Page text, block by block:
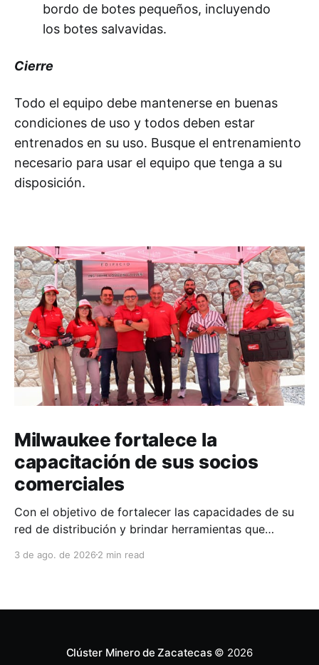
bordo de botes pequeños, incluyendo
los botes salvavidas.
Cierre
Todo el equipo debe mantenerse en buenas
condiciones de uso y todos deben estar
entrenados en su uso. Busque el entrenamiento
necesario para usar el equipo que tenga a su
disposición.
Milwaukee fortalece la
capacitación de sus socios
comerciales
Con el objetivo de fortalecer las capacidades de su
red de distribución y brindar herramientas que
técnico, Milwaukee llevó a cabo una capacitación
distribuidor FiZac. La
3 de ago. de 2026 2 min read
Clúster Minero de Zacatecas© 2026